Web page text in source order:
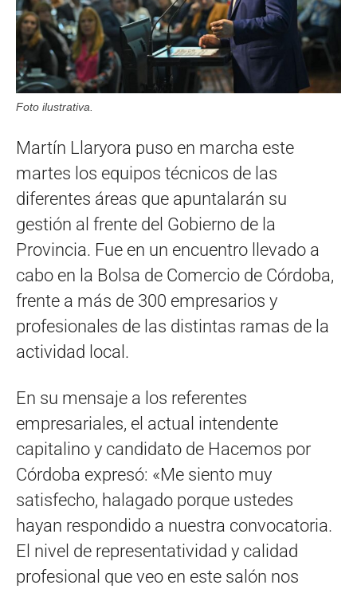
Foto ilustrativa.
Martín Llaryora puso en marcha este
martes los equipos técnicos de las
diferentes áreas que apuntalarán su
gestión al frente del Gobierno de la
Provincia. Fue en un encuentro llevado a
cabo en la Bolsa de Comercio de Córdoba,
frente a más de 300 empresarios y
profesionales de las distintas ramas de la
actividad local.
En su mensaje a los referentes
empresariales, el actual intendente
capitalino y candidato de Hacemos por
Córdoba expresó: «Me siento muy
satisfecho, halagado porque ustedes
hayan respondido a nuestra convocatoria.
El nivel de representatividad y calidad
profesional que veo en este salón nos